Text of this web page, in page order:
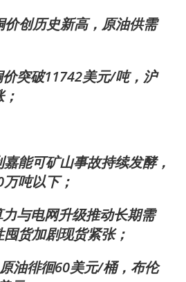
价创历史新高，原油供需
突破11742美元/吨，沪
能可矿山事故持续发酵，
吨以下；
与电网升级推动长期需
货加剧现货紧张；
油徘徊60美元/桶，布伦